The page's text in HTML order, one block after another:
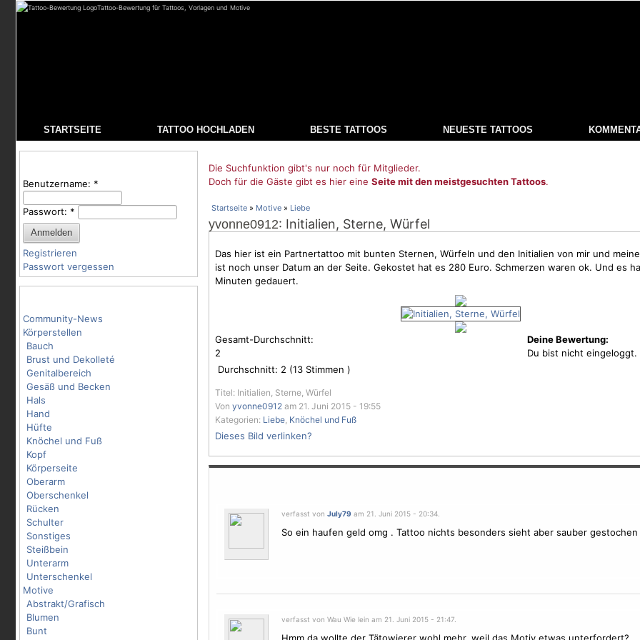
Tattoo-Bewertung für Tattoos, Vorlagen und Motive
STARTSEITE TATTOO HOCHLADEN BESTE TATTOOS NEUESTE TATTOOS
Benutzername: *
Passwort: *
Registrieren
Passwort vergessen
Community-News
Körperstellen
Bauch
Brust und Dekolleté
Genitalbereich
Gesäß und Becken
Hals
Hand
Hüfte
Knöchel und Fuß
Kopf
Körperseite
Oberarm
Oberschenkel
Rücken
Schulter
Sonstiges
Steißbein
Unterarm
Unterschenkel
Motive
Abstrakt/Grafisch
Blumen
Bunt
Die Suchfunktion gibt's nur noch für Mitglieder.
Doch für die Gäste gibt es hier eine Seite mit den meistgesuchten Tattoos.
Startseite » Motive » Liebe
yvonne0912: Initialien, Sterne, Würfel
Das hier ist ein Partnertattoo mit bunten Sternen, Würfeln und den Initialien von mir und
ist noch unser Datum an der Seite. Gekostet hat es 280 Euro. Schmerzen waren ok. Und es
Minuten gedauert.
Gesamt-Durchschnitt:
2
Durchschnitt: 2 (13 Stimmen )
Deine Bewertung:
Du bist nicht eingeloggt.
Titel: Initialien, Sterne, Würfel
Von yvonne0912 am 21. Juni 2015 - 19:55
Kategorien: Liebe, Knöchel und Fuß
Dieses Bild verlinken?
verfasst von July79 am 21. Juni 2015 - 20:34.
So ein haufen geld omg . Tattoo nichts besonders sieht aber sauber gestochen
verfasst von Wau Wie lein am 21. Juni 2015 - 21:47.